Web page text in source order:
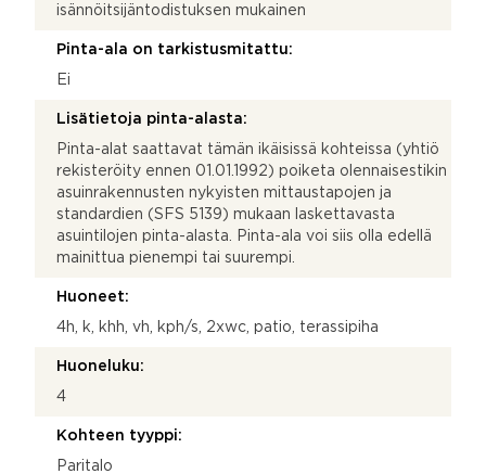
isännöitsijäntodistuksen mukainen
Pinta-ala on tarkistusmitattu:
Ei
Lisätietoja pinta-alasta:
Pinta-alat saattavat tämän ikäisissä kohteissa (yhtiö
rekisteröity ennen 01.01.1992) poiketa olennaisestikin
asuinrakennusten nykyisten mittaustapojen ja
standardien (SFS 5139) mukaan laskettavasta
asuintilojen pinta-alasta. Pinta-ala voi siis olla edellä
mainittua pienempi tai suurempi.
Huoneet:
4h, k, khh, vh, kph/s, 2xwc, patio, terassipiha
Huoneluku:
4
Kohteen tyyppi:
Paritalo